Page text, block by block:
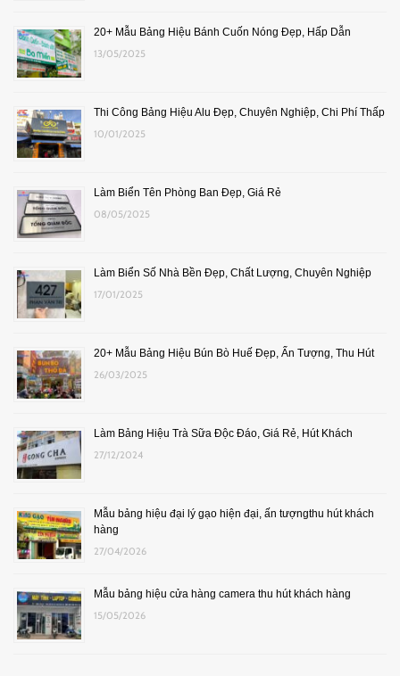
20+ Mẫu Bảng Hiệu Bánh Cuốn Nóng Đẹp, Hấp Dẫn
13/05/2025
Thi Công Bảng Hiệu Alu Đẹp, Chuyên Nghiệp, Chi Phí Thấp
10/01/2025
Làm Biển Tên Phòng Ban Đẹp, Giá Rẻ
08/05/2025
Làm Biển Số Nhà Bền Đẹp, Chất Lượng, Chuyên Nghiệp
17/01/2025
20+ Mẫu Bảng Hiệu Bún Bò Huế Đẹp, Ấn Tượng, Thu Hút
26/03/2025
Làm Bảng Hiệu Trà Sữa Độc Đáo, Giá Rẻ, Hút Khách
27/12/2024
Mẫu bảng hiệu đại lý gạo hiện đại, ấn tượngthu hút khách
hàng
27/04/2026
Mẫu bảng hiệu cửa hàng camera thu hút khách hàng
15/05/2026